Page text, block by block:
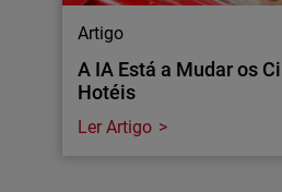
Artigo
A IA Está a Mudar os
Hotéis
Ler Artigo